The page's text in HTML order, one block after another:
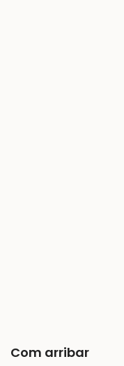
Com arribar